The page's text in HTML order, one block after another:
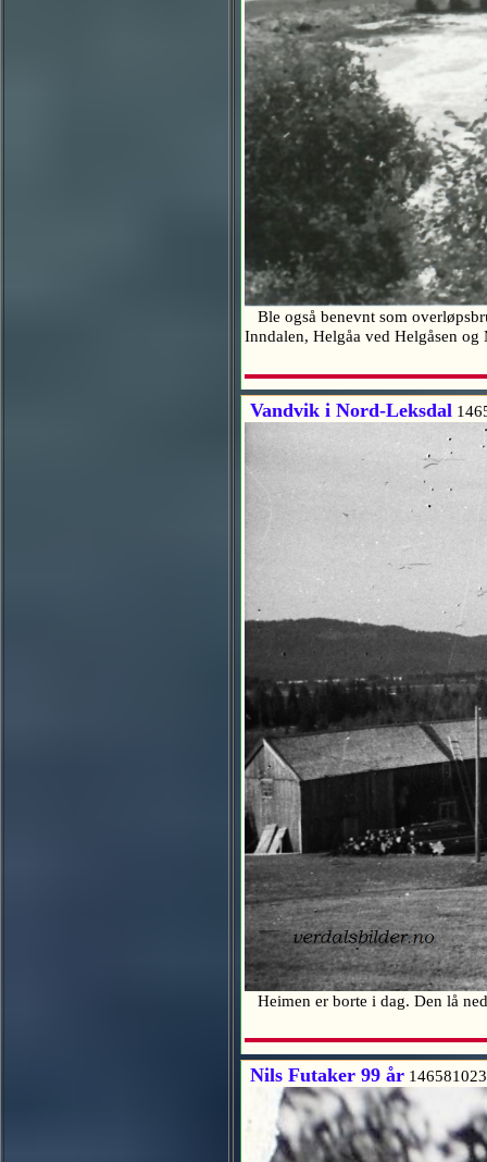
Ble også benevnt som
Inndalen, Helgåa ved Helgåsen
Vandvik i Nord-Leksdal
Heimen er borte i dag. Den lå
Nils Futaker 99 år